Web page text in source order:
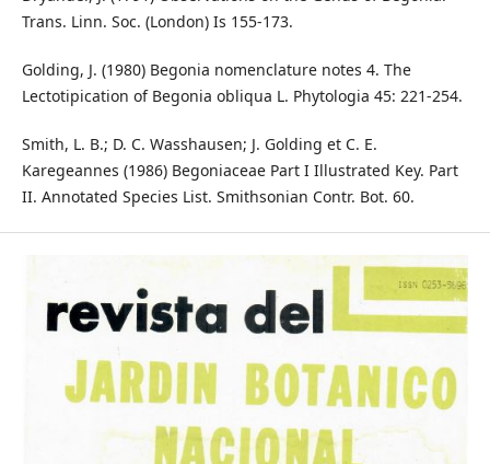
Trans. Linn. Soc. (London) Is 155-173.
Golding, J. (1980) Begonia nomenclature notes 4. The
Lectotipication of Begonia obliqua L. Phytologia 45: 221-254.
Smith, L. B.; D. C. Wasshausen; J. Golding et C. E.
Karegeannes (1986) Begoniaceae Part I Illustrated Key. Part
II. Annotated Species List. Smithsonian Contr. Bot. 60.